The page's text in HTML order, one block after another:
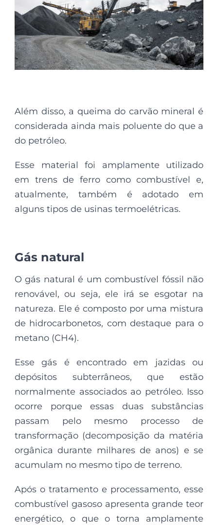
Além disso, a queima do carvão mineral é
considerada ainda mais poluente do que a
do petróleo.
Esse material foi amplamente utilizado
em trens de ferro como combustível e,
atualmente, também é adotado em
alguns tipos de usinas termoelétricas.
Gás natural
O gás natural é um combustível fóssil não
renovável, ou seja, ele irá se esgotar na
natureza. Ele é composto por uma mistura
de hidrocarbonetos, com destaque para o
metano (CH4).
Esse gás é encontrado em jazidas ou
depósitos subterrâneos, que estão
normalmente associados ao petróleo. Isso
ocorre porque essas duas substâncias
passam pelo mesmo processo de
transformação (decomposição da matéria
orgânica durante milhares de anos) e se
acumulam no mesmo tipo de terreno.
Após o tratamento e processamento, esse
combustível gasoso apresenta grande teor
energético, o que o torna amplamente